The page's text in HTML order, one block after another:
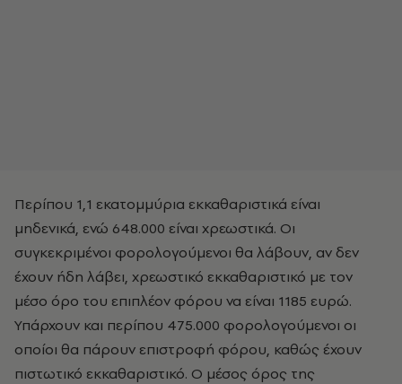
Περίπου 1,1 εκατομμύρια εκκαθαριστικά είναι
μηδενικά, ενώ 648.000 είναι χρεωστικά. Οι
συγκεκριμένοι φορολογούμενοι θα λάβουν, αν δεν
έχουν ήδη λάβει, χρεωστικό εκκαθαριστικό με τον
μέσο όρο του επιπλέον φόρου να είναι 1185 ευρώ.
Υπάρχουν και περίπου 475.000 φορολογούμενοι οι
οποίοι θα πάρουν επιστροφή φόρου, καθώς έχουν
πιστωτικό εκκαθαριστικό. Ο μέσος όρος της